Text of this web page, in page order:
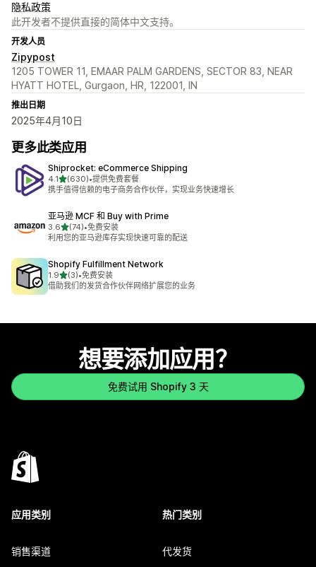
隐私政策
此开发者不提供直接的简体中文支持。
开发人员
Zipypost
1205 TOWER 11, EMAAR PALM GARDENS, SECTOR 83, NEAR
HYATT HOTEL, Gurgaon, HR, 122001, IN
推出日期
2025年4月10日
更多此类应用
Shiprocket: eCommerce Shipping
4.1星（满分 5 星）
(630)
总共 630 条评论
•提供免费套餐
携手值得信赖的电子商务合作伙伴，实现业务快速增长
亚马逊 MCF 和 Buy with Prime
3.6星（满分 5 星）
(74)
总共 74 条评论
•免费安装
利用您的亚马逊库存实现快速可靠的配送
Shopify Fulfillment Network
1.9星（满分 5 星）
(3)
总共 3 条评论
•免费安装
借助我们的发货合作伙伴网络扩展您的业务
想要添加应用？
免费试用 Shopify 3 天
应用类别
销售渠道
热门类别
代发货